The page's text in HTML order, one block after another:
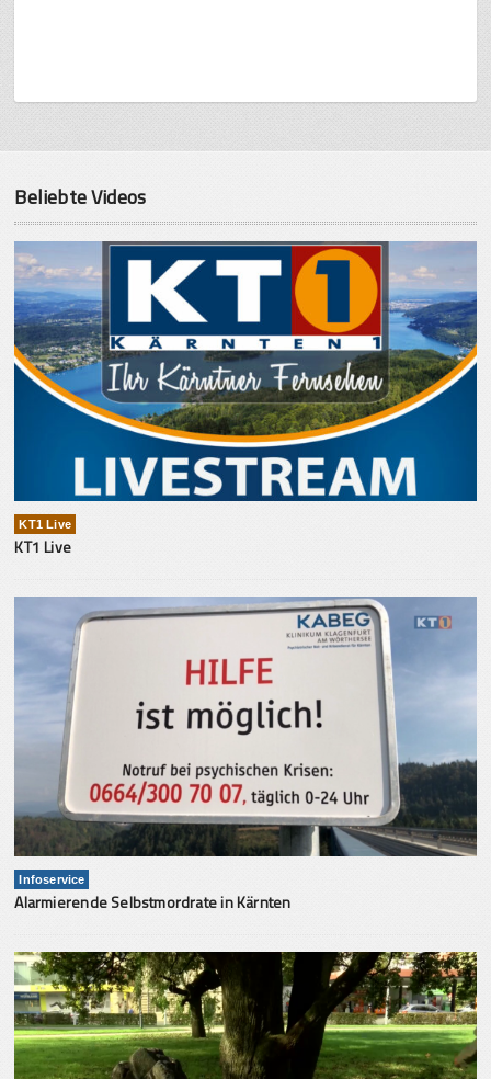
Beliebte Videos
KT1 Live
KT1 Live
Infoservice
Alarmierende Selbstmordrate in Kärnten